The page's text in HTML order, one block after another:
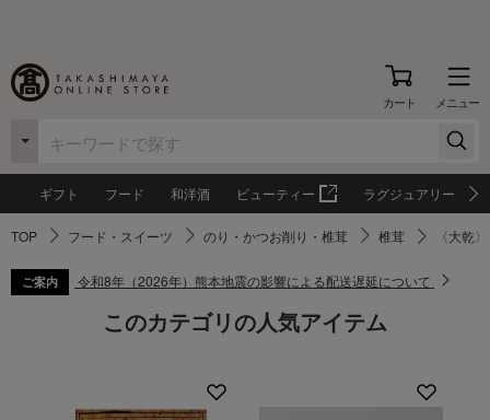
カート メニュー
ギフト フード 和洋酒 ビューティー ラグジュアリー
TOP フード・スイーツ のり・かつお削り・椎茸 椎茸 〈大乾
ご案内 令和8年（2026年）熊本地震の影響による配送遅延について
このカテゴリの人気アイテム